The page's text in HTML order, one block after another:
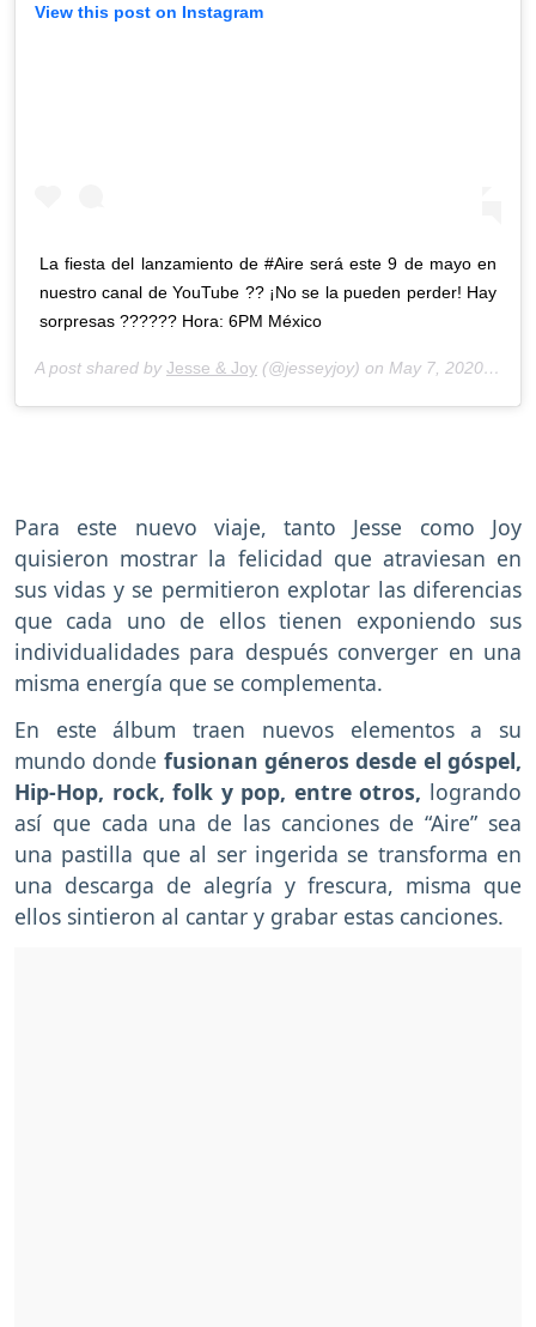
View this post on Instagram
La fiesta del lanzamiento de #Aire será este 9 de mayo en
nuestro canal de YouTube ?? ¡No se la pueden perder! Hay
sorpresas ?????? Hora: 6PM México
A post shared by Jesse & Joy (@jesseyjoy) on May 7, 2020 at 9:09am PDT
Para este nuevo viaje, tanto Jesse como Joy
quisieron mostrar la felicidad que atraviesan en
sus vidas y se permitieron explotar las diferencias
que cada uno de ellos tienen exponiendo sus
individualidades para después converger en una
misma energía que se complementa.
En este álbum traen nuevos elementos a su
mundo donde fusionan géneros desde el góspel,
Hip-Hop, rock, folk y pop, entre otros, logrando
así que cada una de las canciones de “Aire” sea
una pastilla que al ser ingerida se transforma en
una descarga de alegría y frescura, misma que
ellos sintieron al cantar y grabar estas canciones.